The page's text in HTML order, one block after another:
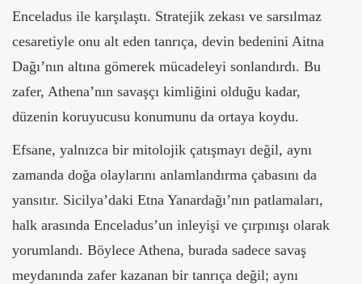
Enceladus ile karşılaştı. Stratejik zekası ve sarsılmaz
cesaretiyle onu alt eden tanrıça, devin bedenini Aitna
Dağı’nın altına gömerek mücadeleyi sonlandırdı. Bu
zafer, Athena’nın savaşçı kimliğini olduğu kadar,
düzenin koruyucusu konumunu da ortaya koydu.
Efsane, yalnızca bir mitolojik çatışmayı değil, aynı
zamanda doğa olaylarını anlamlandırma çabasını da
yansıtır. Sicilya’daki Etna Yanardağı’nın patlamaları,
halk arasında Enceladus’un inleyişi ve çırpınışı olarak
yorumlandı. Böylece Athena, burada sadece savaş
meydanında zafer kazanan bir tanrıça değil; aynı